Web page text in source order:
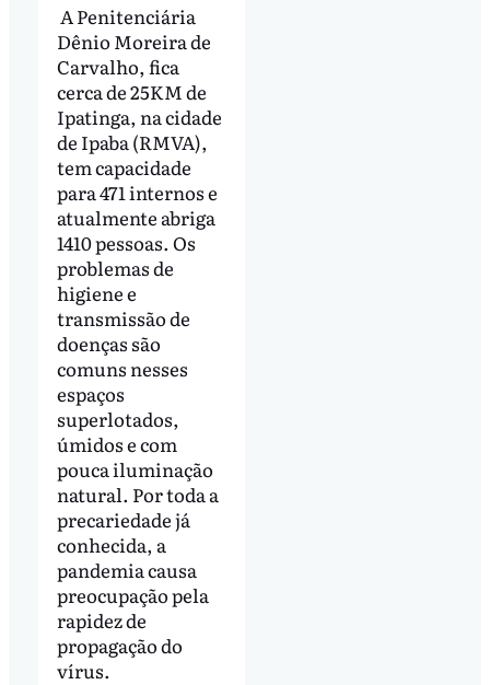
A Penitenciária
Dênio Moreira de
Carvalho, fica
cerca de 25KM de
Ipatinga, na cidade
de Ipaba (RMVA),
tem capacidade
para 471 internos e
atualmente abriga
1410 pessoas. Os
problemas de
higiene e
transmissão de
doenças são
comuns nesses
espaços
superlotados,
úmidos e com
pouca iluminação
natural. Por toda a
precariedade já
conhecida, a
pandemia causa
preocupação pela
rapidez de
propagação do
vírus.